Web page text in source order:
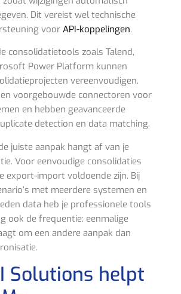
Dit vereist wel technische
voor API-koppelingen.
consolidatietools zoals Talend,
Power Platform kunnen
vereenvoudigen.
voorgebouwde connectoren voor
en hebben geavanceerde
detection en data matching.
juiste aanpak hangt af van je
Voor eenvoudige consolidaties
export-import voldoende zijn. Bij
met meerdere systemen en
data heb je professionele tools
ook de frequentie: eenmalige
om een andere aanpak dan
Solutions helpt